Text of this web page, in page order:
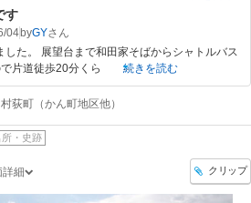
す
04byGY
た。 展望台まで和田家そばからシャトルバス
片道徒歩20分くら
続きを読む
荻町（かん町地区他）
所・史跡
詳細 クリップ